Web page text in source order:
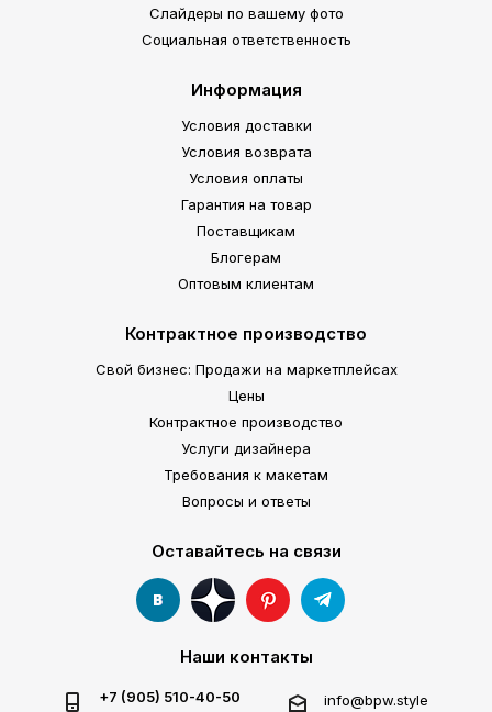
Слайдеры по вашему фото
Социальная ответственность
Информация
Условия доставки
Условия возврата
Условия оплаты
Гарантия на товар
Поставщикам
Блогерам
Оптовым клиентам
Контрактное производство
Свой бизнес: Продажи на маркетплейсах
Цены
Контрактное производство
Услуги дизайнера
Требования к макетам
Вопросы и ответы
Оставайтесь на связи
Наши контакты
+7 (905) 510-40-50 info@bpw.style